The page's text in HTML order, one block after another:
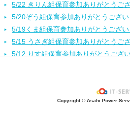
5/22 きりん組保育参加ありがとうご
5/20ぞう組保育参加ありがとうござ
5/19くま組保育参加ありがとうござ
5/15 うさぎ組保育参加ありがとうご
5/12 りす組保育参加ありがとうござ
入園進級おめでとうございます！
３月の誕生会をしました。
Copyright © Asahi Power